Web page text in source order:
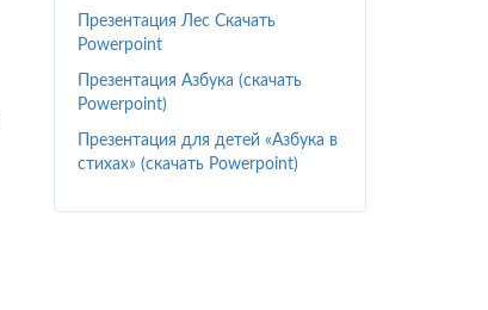
Презентация Лес Скачать
Powerpoint
Презентация Азбука (скачать
Powerpoint)
Презентация для детей «Азбука в
стихах» (скачать Powerpoint)